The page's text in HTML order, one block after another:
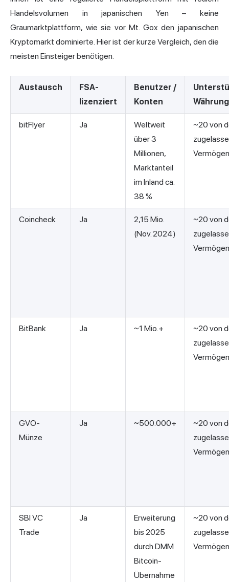
Handelsvolumen in japanischen Yen – keine
Graumarktplattform, wie sie vor Mt. Gox den japanischen
Kryptomarkt dominierte. Hier ist der kurze Vergleich, den die
meisten Einsteiger benötigen.
Austausch
FSA-
lizenziert
Benutzer /
Konten
bitFlyer Ja
Weltweit
über 3
Millionen,
Marktanteil
im Inland ca.
38 %
~20 von
Coincheck Ja
2,15 Mio.
(Nov. 2024)
~20 von
BitBank Ja ~1 Mio.+
~20 von
GVO-
Münze
Ja ~500.000+
~20 von
SBI VC
Trade
Ja
Erweiterung
bis 2025
durch DMM
Bitcoin-
Übernahme
~20 von